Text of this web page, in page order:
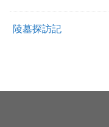
陵墓探訪記